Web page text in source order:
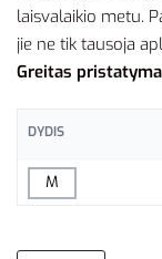
laisvalaikio metu.
jie ne tik tausoja
Greitas
DYDIS
M